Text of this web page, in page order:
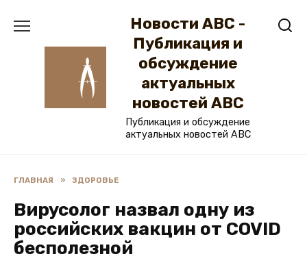
Новости ABC -
Публикация и
обсуждение
актуальных
новостей ABC
Публикация и обсуждение
актуальных новостей ABC
ГЛАВНАЯ » ЗДОРОВЬЕ
Вирусолог назвал одну из
российских вакцин от COVID
бесполезной